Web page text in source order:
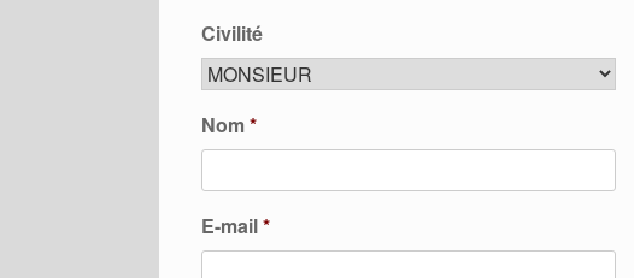
Civilité
Nom*
E-mail*